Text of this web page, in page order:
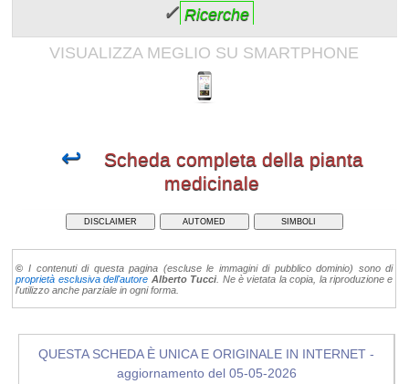
✓ Ricerche
VISUALIZZA MEGLIO SU SMARTPHONE
↩ Scheda completa della pianta
medicinale
DISCLAIMER AUTOMED SIMBOLI
© I contenuti di questa pagina (escluse le immagini di pubblico dominio) sono di
proprietà esclusiva dell'autore Alberto Tucci . Ne è vietata la copia, la riproduzione e
l'utilizzo anche parziale in ogni forma.
QUESTA SCHEDA È UNICA E ORIGINALE IN INTERNET -
aggiornamento del 05-05-2026